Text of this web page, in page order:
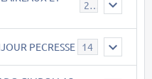
21
PECRESSE 14